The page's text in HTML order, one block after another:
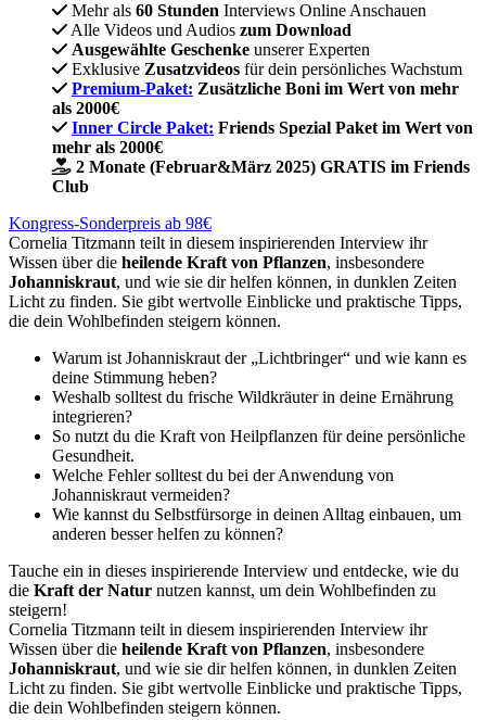
Mehr als 60 Stunden Interviews Online Anschauen
Alle Videos und Audios zum Download
Ausgewählte Geschenke unserer Experten
Exklusive Zusatzvideos für dein persönliches Wachstum
Premium-Paket: Zusätzliche Boni im Wert von mehr
als 2000€
Inner Circle Paket: Friends Spezial Paket im Wert von
mehr als 2000€
2 Monate (Februar&März 2025) GRATIS im Friends
Club
Kongress-Sonderpreis ab 98€
Cornelia Titzmann teilt in diesem inspirierenden Interview ihr
Wissen über die heilende Kraft von Pflanzen, insbesondere
Johanniskraut, und wie sie dir helfen können, in dunklen Zeiten
Licht zu finden. Sie gibt wertvolle Einblicke und praktische Tipps,
die dein Wohlbefinden steigern können.
Warum ist Johanniskraut der „Lichtbringer“ und wie kann es
deine Stimmung heben?
Weshalb solltest du frische Wildkräuter in deine Ernährung
integrieren?
So nutzt du die Kraft von Heilpflanzen für deine persönliche
Gesundheit.
Welche Fehler solltest du bei der Anwendung von
Johanniskraut vermeiden?
Wie kannst du Selbstfürsorge in deinen Alltag einbauen, um
anderen besser helfen zu können?
Tauche ein in dieses inspirierende Interview und entdecke, wie du
die Kraft der Natur nutzen kannst, um dein Wohlbefinden zu
steigern!
Cornelia Titzmann teilt in diesem inspirierenden Interview ihr
Wissen über die heilende Kraft von Pflanzen, insbesondere
Johanniskraut, und wie sie dir helfen können, in dunklen Zeiten
Licht zu finden. Sie gibt wertvolle Einblicke und praktische Tipps,
die dein Wohlbefinden steigern können.